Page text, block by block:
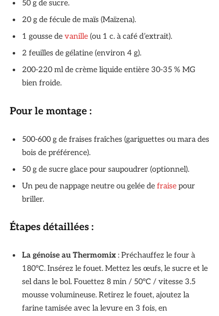
50 g de sucre.
20 g de fécule de maïs (Maïzena).
1 gousse de vanille (ou 1 c. à café d’extrait).
2 feuilles de gélatine (environ 4 g).
200-220 ml de crème liquide entière 30-35 % MG
bien froide.
Pour le montage :
500-600 g de fraises fraîches (gariguettes ou mara des
bois de préférence).
50 g de sucre glace pour saupoudrer (optionnel).
Un peu de nappage neutre ou gelée de fraise pour
briller.
Étapes détaillées :
La génoise au Thermomix : Préchauffez le four à
180°C. Insérez le fouet. Mettez les œufs, le sucre et le
sel dans le bol. Fouettez 8 min / 50°C / vitesse 3.5
mousse volumineuse. Retirez le fouet, ajoutez la
farine tamisée avec la levure en 3 fois, en